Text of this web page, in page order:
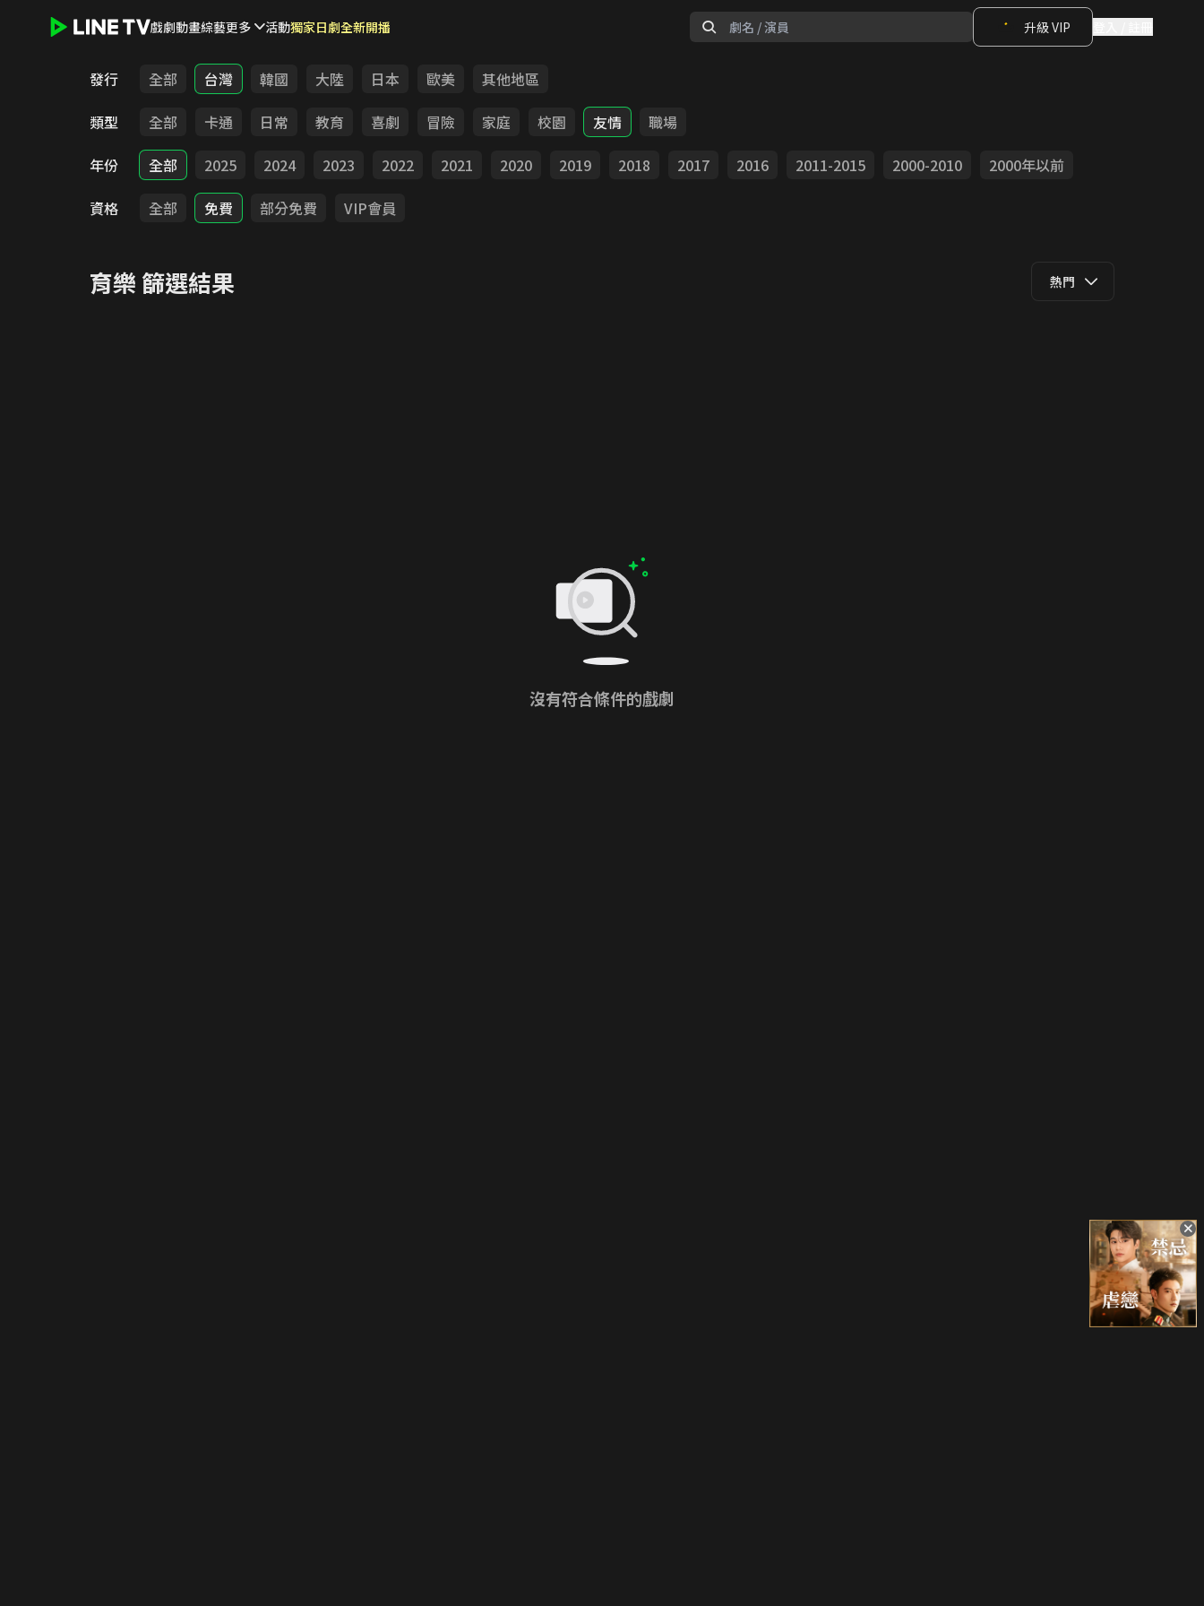
戲劇動畫綜藝更多 活動獨家日劇全新開播 升級 VIP
發行 全部 台灣 韓國 大陸 日本 歐美
其他地區
類型
全部 卡通 日常 教育 喜劇 冒險 家庭 校園 友情
職場
年份
全部 2025 2024 2023 2022 2021 2020 2019 2018 2017 2016 2011-2015 2000-2010
2000年以前
資格
全部 免費 部分免費 VIP會員
育樂 篩選結果 熱門
沒有符合條件的戲劇